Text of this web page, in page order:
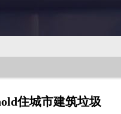
住城市建筑垃圾